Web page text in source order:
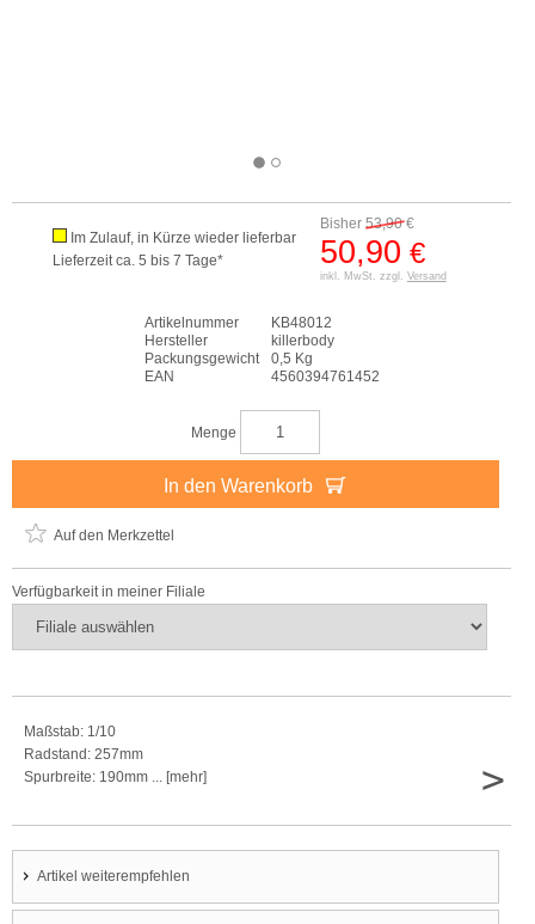
Bisher 53,90€
50,90 €
inkl. MwSt. zzgl. Versand
Im Zulauf, in Kürze wieder lieferbar
Lieferzeit ca. 5 bis 7 Tage*
Artikelnummer
KB48012
Hersteller
killerbody
Packungsgewicht
0,5 Kg
EAN
4560394761452
Menge
In den Warenkorb
Auf den Merkzettel
Verfügbarkeit in meiner Filiale
Maßstab: 1/10
Radstand: 257mm
Spurbreite: 190mm ... [mehr]
>
Artikel weiterempfehlen